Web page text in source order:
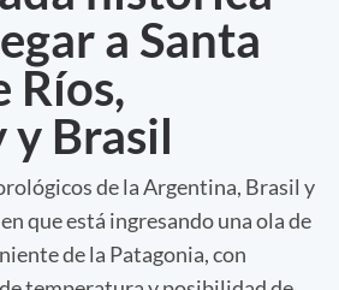
a Santa
Ríos,
y Brasil
de la Argentina, Brasil y
que está ingresando una ola de
de la Patagonia, con